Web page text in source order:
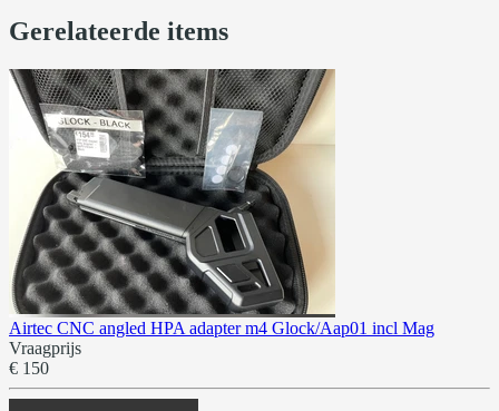
Gerelateerde items
Airtec CNC angled HPA adapter m4 Glock/Aap01 incl Mag
Vraagprijs
€ 150